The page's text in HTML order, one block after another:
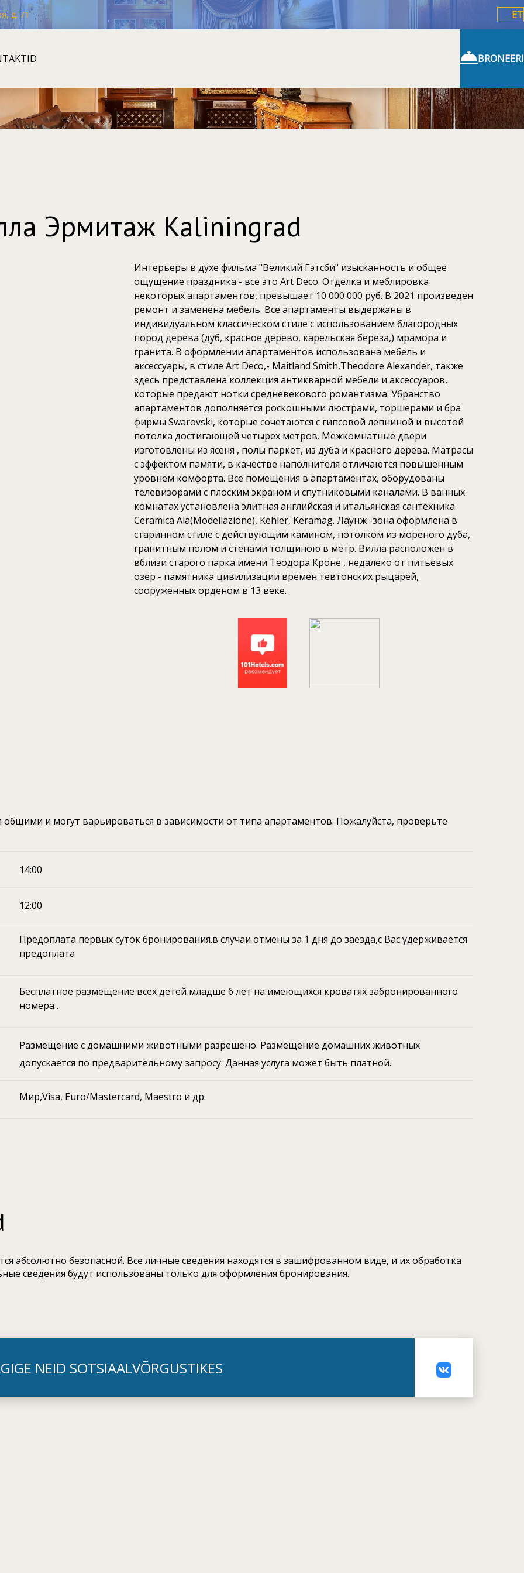
д. 71 ET
BRONEERI
Эрмитаж Kaliningrad
Интерьеры в духе фильма "Великий Гэтсби" изысканность и общее
ощущение праздника - все это Art Deco. Отделка и меблировка
некоторых апартаментов, превышает 10 000 000 руб. В 2021 произведен
ремонт и заменена мебель. Все апартаменты выдержаны в
индивидуальном классическом стиле с использованием благородных
пород дерева (дуб, красное дерево, карельская береза,) мрамора и
гранита. В оформлении апартаментов использована мебель и
аксессуары, в стиле Art Deco,- Maitland Smith,Theodore Alexander, также
здесь представлена коллекция антикварной мебели и аксессуаров,
которые предают нотки средневекового романтизма. Убранство
апартаментов дополняется роскошными люстрами, торшерами и бра
фирмы Swarovski, которые сочетаются с гипсовой лепниной и высотой
потолка достигающей четырех метров. Межкомнатные двери
изготовлены из ясеня , полы паркет, из дуба и красного дерева. Матрасы
с эффектом памяти, в качестве наполнителя отличаются повышенным
уровнем комфорта. Все помещения в апартаментах, оборудованы
телевизорами с плоским экраном и спутниковыми каналами. В ванных
комнатах установлена элитная английская и итальянская сантехника
Ceramica Ala(Modellazione), Kehler, Keramag. Лаунж -зона оформлена в
старинном стиле с действующим камином, потолком из мореного дуба,
гранитным полом и стенами толщиною в метр. Вилла расположен в
вблизи старого парка имени Теодора Кроне , недалеко от питьевых
озер - памятника цивилизации времен тевтонских рыцарей,
сооруженных орденом в 13 веке.
и могут варьироваться в зависимости от типа апартаментов. Пожалуйста, проверьте
14:00
12:00
Предоплата первых суток бронирования.в случаи отмены за 1 дня до заезда,с Вас удерживается
предоплата
Бесплатное размещение всех детей младше 6 лет на имеющихся кроватях забронированного
номера .
Размещение с домашними животными разрешено. Размещение домашних животных
допускается по предварительному запросу. Данная услуга может быть платной.
Мир,Visa, Euro/Mastercard, Maestro и др.
абсолютно безопасной. Все личные сведения находятся в зашифрованном виде, и их обработка
сведения будут использованы только для оформления бронирования.
NEID SOTSIAALVÕRGUSTIKES